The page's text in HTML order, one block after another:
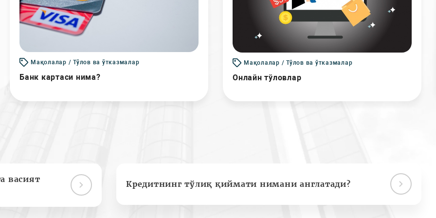
Мақолалар / Тўлов ва ўтказмалар
Банк картаси нима?
Мақолалар / Тўлов ва ўтказмалар
Онлайн тўловлар
васият Кредитнинг тўлиқ қиймати нимани англатади?